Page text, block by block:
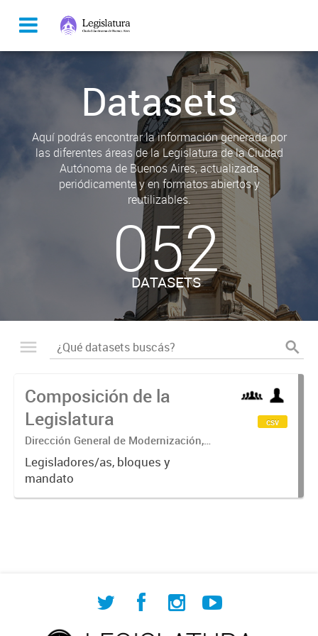
Datasets
Aquí podrás encontrar la información generada por
las diferentes áreas de la Legislatura de la Ciudad
Autónoma de Buenos Aires, actualizada
periódicamente y en formatos abiertos y
reutilizables.
052
DATASETS
Composición de la
Legislatura
Dirección General de Modernización,
Sustentabilidad y Fortalecimiento
Institucional
Legisladores/as, bloques y
mandato
csv